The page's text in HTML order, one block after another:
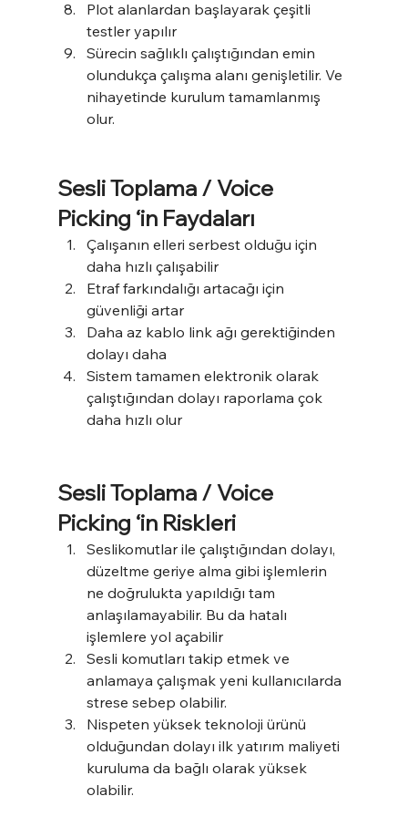
Plot alanlardan başlayarak çeşitli
testler yapılır
Sürecin sağlıklı çalıştığından emin
olundukça çalışma alanı genişletilir. Ve
nihayetinde kurulum tamamlanmış
olur.
Sesli Toplama / Voice
Picking ‘in Faydaları
Çalışanın elleri serbest olduğu için
daha hızlı çalışabilir
Etraf farkındalığı artacağı için
güvenliği artar
Daha az kablo link ağı gerektiğinden
dolayı daha
Sistem tamamen elektronik olarak
çalıştığından dolayı raporlama çok
daha hızlı olur
Sesli Toplama / Voice
Picking ‘in Riskleri
Seslikomutlar ile çalıştığından dolayı,
düzeltme geriye alma gibi işlemlerin
ne doğrulukta yapıldığı tam
anlaşılamayabilir. Bu da hatalı
işlemlere yol açabilir
Sesli komutları takip etmek ve
anlamaya çalışmak yeni kullanıcılarda
strese sebep olabilir.
Nispeten yüksek teknoloji ürünü
olduğundan dolayı ilk yatırım maliyeti
kuruluma da bağlı olarak yüksek
olabilir.